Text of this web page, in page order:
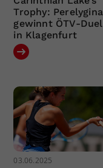
Trophy: Perelygina
gewinnt ÖTV-
in Klagenfurt
03.06.2025